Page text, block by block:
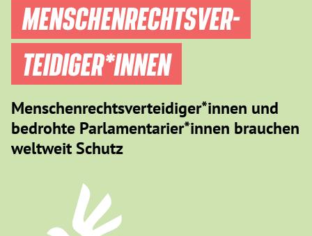
MENSCHEN­RECHTS­VER­
TEIDIGER­*INNEN
Menschenrechtsverteidiger*innen und
bedrohte Parlamentarier*innen brauchen
weltweit Schutz